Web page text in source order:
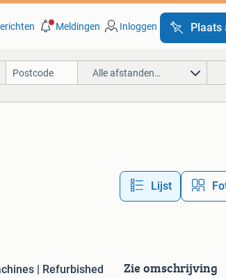
Meldingen Inloggen Plaats
Alle afstanden…
Lijst
| Refurbished
Zie omschrijving